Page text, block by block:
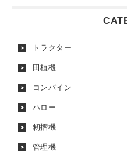
トラクター
田植機
コンバイン
ハロー
籾摺機
管理機